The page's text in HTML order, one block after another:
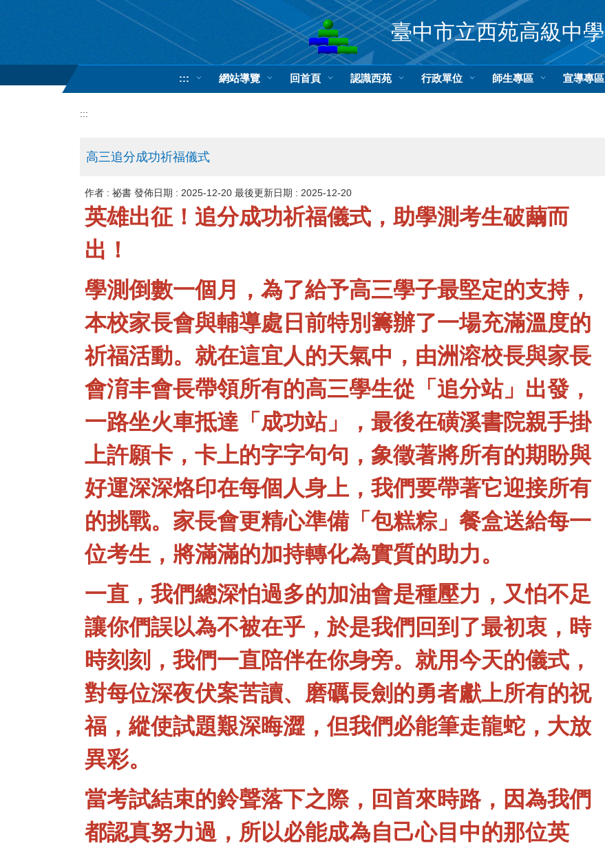
內
臺中市立西苑高級中學
::: 網站導覽 回首頁 認識西苑 行政單位 師生專區 宣導專區
:::
高三追分成功祈福儀式
作者 : 祕書 發佈日期 : 2025-12-20 最後更新日期 : 2025-12-20
英雄出征！追分成功祈福儀式，助學測考生破繭而
出！
學測倒數一個月，為了給予高三學子最堅定的支持，
本校家長會與輔導處日前特別籌辦了一場充滿溫度的
祈福活動。就在這宜人的天氣中，由洲溶校長與家長
會淯丰會長帶領所有的高三學生從「追分站」出發，
一路坐火車抵達「成功站」，最後在磺溪書院親手掛
上許願卡，卡上的字字句句，象徵著將所有的期盼與
好運深深烙印在每個人身上，我們要帶著它迎接所有
的挑戰。家長會更精心準備「包糕粽」餐盒送給每一
位考生，將滿滿的加持轉化為實質的助力。
一直，我們總深怕過多的加油會是種壓力，又怕不足
讓你們誤以為不被在乎，於是我們回到了最初衷，時
時刻刻，我們一直陪伴在你身旁。就用今天的儀式，
對每位深夜伏案苦讀、磨礪長劍的勇者獻上所有的祝
福，縱使試題艱深晦澀，但我們必能筆走龍蛇，大放
異彩。
當考試結束的鈴聲落下之際，回首來時路，因為我們
都認真努力過，所以必能成為自己心目中的那位英